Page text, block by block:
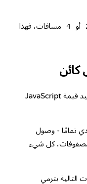
أو 4
مسافات، فهذا
العملية العكسية: تمرّر نص JSON فتستعيد قيمة JavaScript
تمامًا - وصول
كل شيء
التالية بترمي